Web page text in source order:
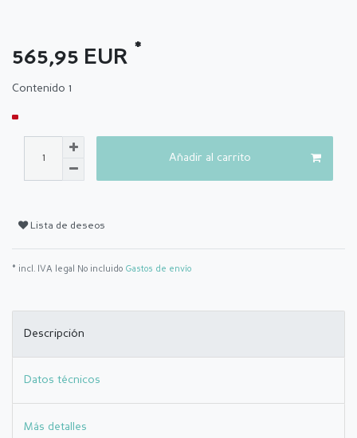
565,95 EUR *
Contenido 1
Añadir al carrito
Lista de deseos
* incl. IVA legal No incluido Gastos de envío
Descripción
Datos técnicos
Más detalles